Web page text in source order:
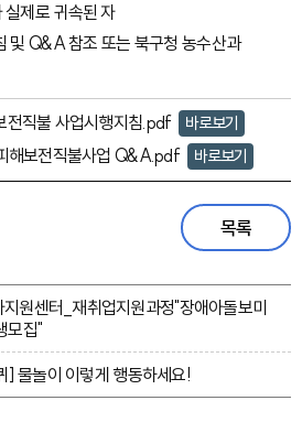
제로 귀속된 자
및 Q&A 참조 또는 북구청 농수산과
전직불 사업시행지침.pdf 바로보기
해보전직불사업 Q&A.pdf 바로보기
목록
원센터_재취업지원과정"장애아돌보미
모집"
] 물놀이 이렇게 행동하세요!